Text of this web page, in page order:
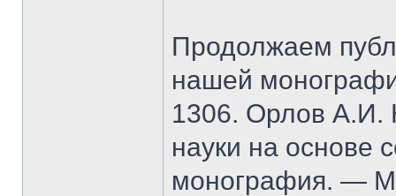
Продолжаем
нашей
1306. Орлов А.И.
науки на основе
монография. —